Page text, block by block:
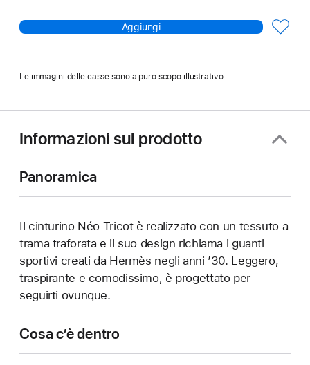
Aggiungi
Le immagini delle casse sono a puro scopo illustrativo.
Informazioni sul prodotto
Panoramica
Il cinturino Néo Tricot è realizzato con un tessuto a
trama traforata e il suo design richiama i guanti
sportivi creati da Hermès negli anni ’30. Leggero,
traspirante e comodissimo, è progettato per
seguirti ovunque.
Cosa c’è dentro